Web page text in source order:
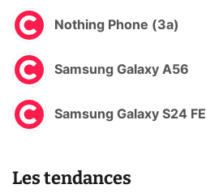
Nothing Phone (3a)
Samsung Galaxy A56
Samsung Galaxy S24 FE
Les tendances